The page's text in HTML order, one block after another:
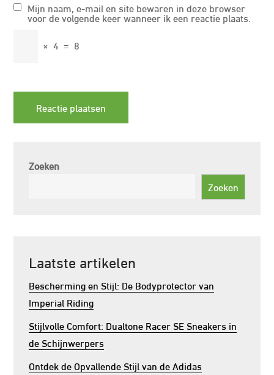
Mijn naam, e-mail en site bewaren in deze browser
voor de volgende keer wanneer ik een reactie plaats.
× 4 = 8
Zoeken
Zoeken
Laatste artikelen
Bescherming en Stijl: De Bodyprotector van
Imperial Riding
Stijlvolle Comfort: Dualtone Racer SE Sneakers in
de Schijnwerpers
Ontdek de Opvallende Stijl van de Adidas